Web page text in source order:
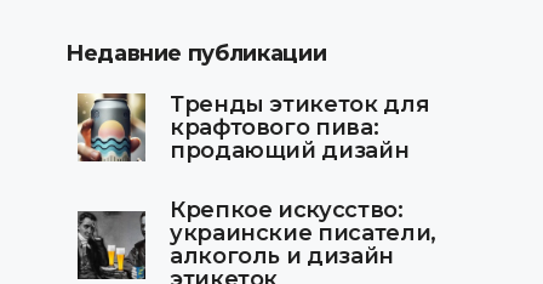
Недавние публикации
Тренды этикеток для
крафтового пива:
продающий дизайн
Крепкое искусство:
украинские писатели,
алкоголь и дизайн